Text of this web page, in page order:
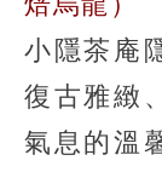
小隱茶庵
復古雅緻
氣息的溫